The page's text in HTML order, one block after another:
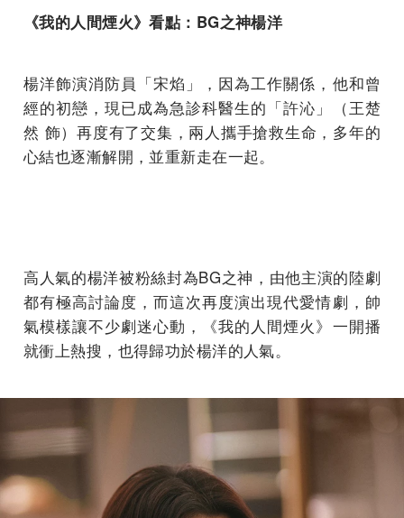
《我的人間煙火》看點：BG之神楊洋
楊洋飾演消防員「宋焰」，因為工作關係，他和曾
經的初戀，現已成為急診科醫生的「許沁」（王楚
然 飾）再度有了交集，兩人攜手搶救生命，多年的
心結也逐漸解開，並重新走在一起。
高人氣的楊洋被粉絲封為BG之神，由他主演的陸劇
都有極高討論度，而這次再度演出現代愛情劇，帥
氣模樣讓不少劇迷心動，《我的人間煙火》一開播
就衝上熱搜，也得歸功於楊洋的人氣。